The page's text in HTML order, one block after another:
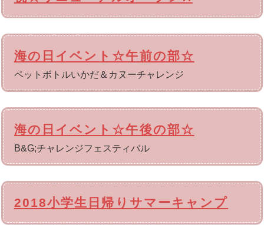
海の日イベント☆午前の部☆
ペットボトルいかだ＆カヌーチャレンジ
海の日イベント☆午後の部☆
B&G;チャレンジフェスティバル
2018小学生日帰りサマーキャンプ